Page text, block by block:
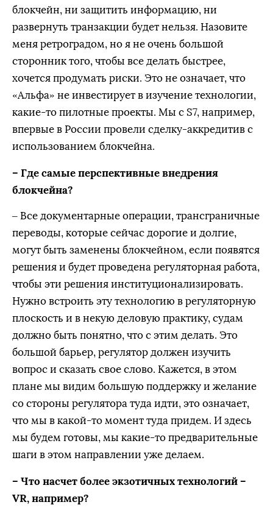
блокчейн, ни защитить информацию, ни
развернуть транзакции будет нельзя. Назовите
меня ретроградом, но я не очень большой
сторонник того, чтобы все делать быстрее,
хочется продумать риски. Это не означает, что
«Альфа» не инвестирует в изучение технологии,
какие-то пилотные проекты. Мы с S7, например,
впервые в России провели сделку-аккредитив с
использованием блокчейна.
– Где самые перспективные внедрения
блокчейна?
– Все документарные операции, трансграничные
переводы, которые сейчас дорогие и долгие,
могут быть заменены блокчейном, если появятся
решения и будет проведена регуляторная работа,
чтобы эти решения институционализировать.
Нужно встроить эту технологию в регуляторную
плоскость и в некую деловую практику, судам
должно быть понятно, что с этим делать. Это
большой барьер, регулятор должен изучить
вопрос и сказать свое слово. Кажется, в этом
плане мы видим большую поддержку и желание
со стороны регулятора туда идти, это означает,
что мы в какой-то момент туда придем. И здесь
мы будем готовы, мы какие-то предварительные
шаги в этом направлении уже делаем.
– Что насчет более экзотичных технологий –
VR, например?